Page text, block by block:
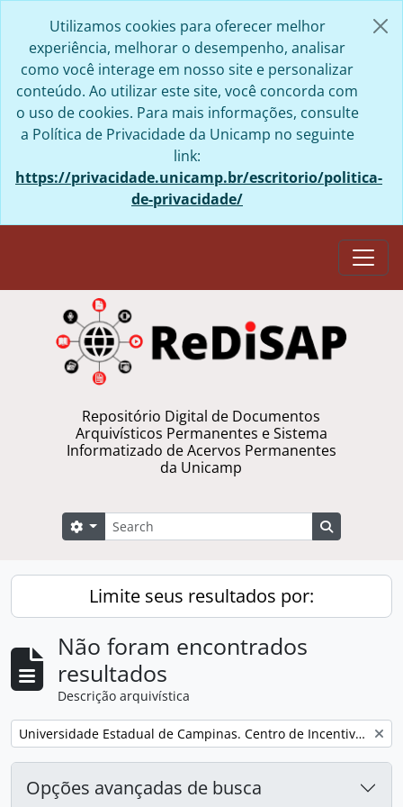
Utilizamos cookies para oferecer melhor
experiência, melhorar o desempenho, analisar
como você interage em nosso site e personalizar
conteúdo. Ao utilizar este site, você concorda com
o uso de cookies. Para mais informações, consulte
a Política de Privacidade da Unicamp no seguinte
link:
https://privacidade.unicamp.br/escritorio/politica-
de-privacidade/
Repositório Digital de Documentos
Arquivísticos Permanentes e Sistema
Informatizado de Acervos Permanentes
da Unicamp
Buscar
Opções de busca
Limite seus resultados por:
Não foram encontrados
resultados
Descrição arquivística
Remover filtro: Universidade Estadual de Campinas. Centro de Incentivo à Parceria Empresarial
Opções avançadas de busca